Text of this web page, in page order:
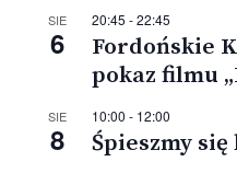
SIE
6
20:45 -22:45
Fordońskie
pokaz filmu
SIE
8
10:00 - 12:00
Śpieszmy